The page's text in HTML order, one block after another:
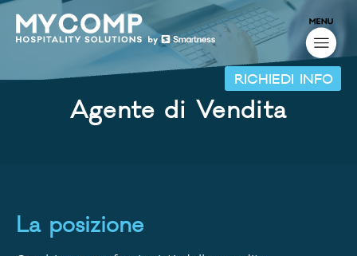
RICHIEDI INFO
Agente di Vendita
La posizione